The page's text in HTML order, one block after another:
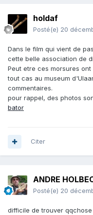
holdaf
Posté(e) 20
Dans le film qui vient de
cette belle association de
Peut etre ces morsures
tout cas au museum
commentaires.
pour rappel, des photos
bator
Citer
ANDRE
Posté(e) 20
difficile de trouver